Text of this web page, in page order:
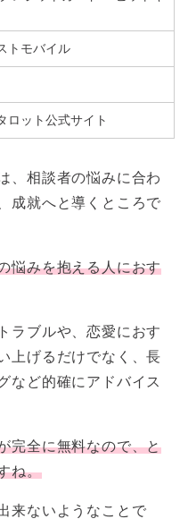
トモバイル
ロット公式サイト
、相談者の悩みに合わ
成就へと導くところで
悩みを抱える人におす
ラブルや、恋愛におす
上げるだけでなく、長
など的確にアドバイス
完全に無料なので、と
ね。
来ないようなことで